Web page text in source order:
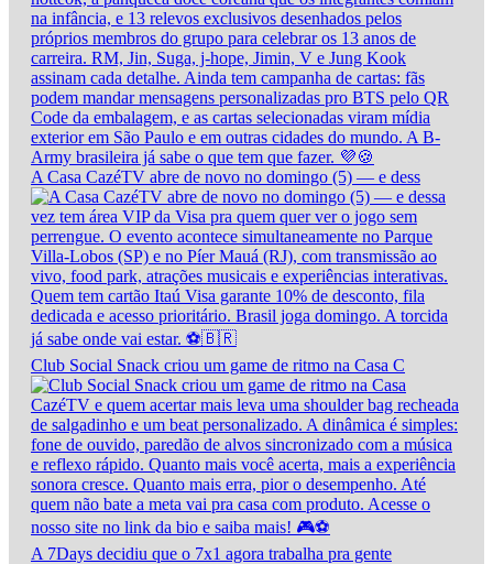
A Casa CazéTV abre de novo no domingo (5) — e dess
Club Social Snack criou um game de ritmo na Casa C
A 7Days decidiu que o 7x1 agora trabalha pra gente